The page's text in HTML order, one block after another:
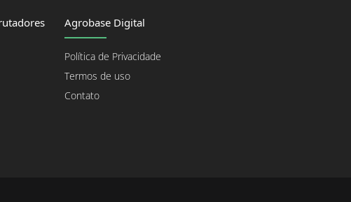
Agrobase Digital
Política de Privacidade
Termos de uso
Contato